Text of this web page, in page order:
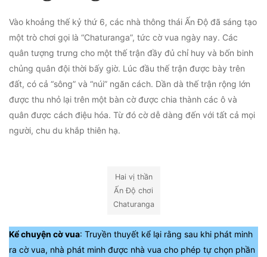
Vào khoảng thế kỷ thứ 6, các nhà thông thái Ấn Độ đã sáng tạo
một trò chơi gọi là “Chaturanga”, tức cờ vua ngày nay. Các
quân tượng trưng cho một thế trận đầy đủ chỉ huy và bốn binh
chủng quân đội thời bấy giờ. Lúc đầu thế trận được bày trên
đất, có cả “sông” và “núi” ngăn cách. Dần dà thế trận rộng lớn
được thu nhỏ lại trên một bàn cờ được chia thành các ô và
quân được cách điệu hóa. Từ đó cờ dễ dàng đến với tất cả mọi
người, chu du khắp thiên hạ.
Hai vị thần
Ấn Độ chơi
Chaturanga
Kể chuyện cờ vua: Truyền thuyết kể lại rằng sau khi phát minh
ra cờ vua, nhà phát minh được nhà vua cho phép tự chọn phần